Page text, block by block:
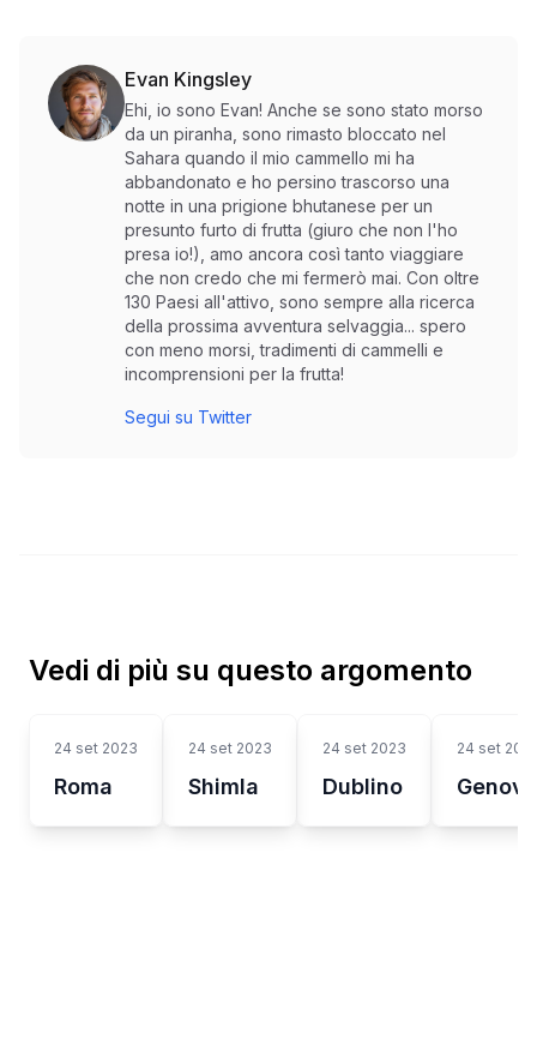
Evan Kingsley
Ehi, io sono Evan! Anche se sono stato morso
da un piranha, sono rimasto bloccato nel
Sahara quando il mio cammello mi ha
abbandonato e ho persino trascorso una
notte in una prigione bhutanese per un
presunto furto di frutta (giuro che non l'ho
presa io!), amo ancora così tanto viaggiare
che non credo che mi fermerò mai. Con oltre
130 Paesi all'attivo, sono sempre alla ricerca
della prossima avventura selvaggia... spero
con meno morsi, tradimenti di cammelli e
incomprensioni per la frutta!
Segui su Twitter
Vedi di più su questo argomento
24 set 2023
Roma
24 set 2023
Shimla
24 set 2023
Dublino
24 set
Genova